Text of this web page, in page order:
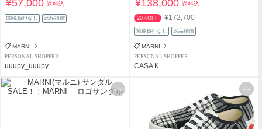
¥57,000送料込
関税負担なし 返品補償
MARNI
PERSONAL SHOPPER
uuupy_uuupy
¥138,000送料込
20%OFF ¥172,700
関税負担なし 返品補償
MARNI
PERSONAL SHOPPER
CASA K